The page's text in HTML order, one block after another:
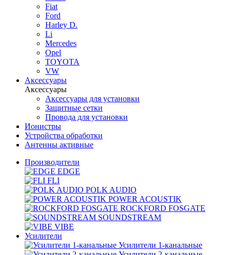
Fiat
Ford
Harley D.
Li
Mercedes
Opel
TOYOTA
VW
Аксессуары
Аксессуары
Аксессуары для установки
Защитные сетки
Провода для установки
Ионистры
Устройства обработки
Антенны активные
Производители
EDGE
FLI
POLK AUDIO
POWER ACOUSTIK
ROCKFORD FOSGATE
SOUNDSTREAM
VIBE
Усилители
Усилители 1-канальные